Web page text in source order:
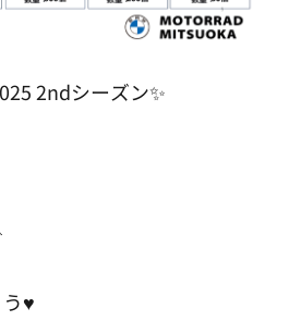
2ndシーズン✨
♥️